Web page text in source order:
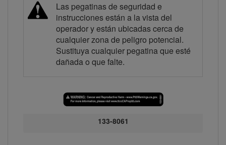
Las pegatinas de seguridad e
instrucciones están a la vista del
operador y están ubicadas cerca de
cualquier zona de peligro potencial.
Sustituya cualquier pegatina que esté
dañada o que falte.
133-8061